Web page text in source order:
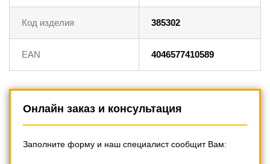
Код изделия 385302
EAN 4046577410589
Онлайн заказ и консультация
Заполните форму и наш специалист сообщит Вам: